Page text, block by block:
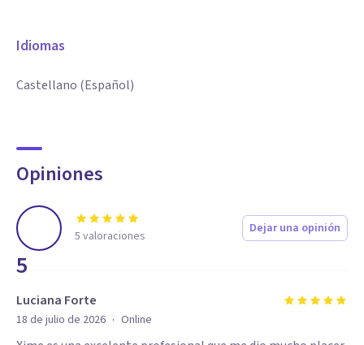
Idiomas
Castellano (Español)
Opiniones
5
5 valoraciones Dejar una opinión
Luciana Forte
18 de julio de 2026 · Online